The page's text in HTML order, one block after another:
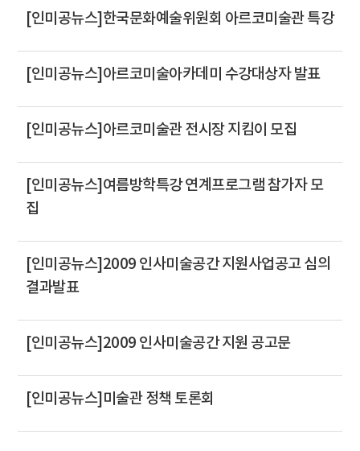
[인미공뉴스]한국문화예술위원회 아르코미술관 특강
[인미공뉴스]아르코미술아카데미 수강대상자 발표
[인미공뉴스]아르코미술관 전시장 지킴이 모집
[인미공뉴스]여름방학특강 연계프로그램 참가자 모
집
[인미공뉴스]2009 인사미술공간 지원사업공고 심의
결과발표
[인미공뉴스]2009 인사미술공간 지원 공고문
[인미공뉴스]미술관 정책 토론회